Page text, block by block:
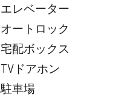
エレベーター
オートロック
宅配ボックス
TVドアホン
駐車場